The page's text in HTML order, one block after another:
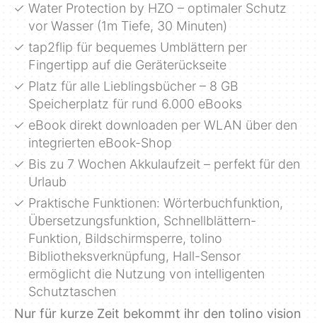
Water Protection by HZO – optimaler Schutz
vor Wasser (1m Tiefe, 30 Minuten)
tap2flip für bequemes Umblättern per
Fingertipp auf die Geräterückseite
Platz für alle Lieblingsbücher – 8 GB
Speicherplatz für rund 6.000 eBooks
eBook direkt downloaden per WLAN über den
integrierten eBook-Shop
Bis zu 7 Wochen Akkulaufzeit – perfekt für den
Urlaub
Praktische Funktionen: Wörterbuchfunktion,
Übersetzungsfunktion, Schnellblättern-
Funktion, Bildschirmsperre, tolino
Bibliotheksverknüpfung, Hall-Sensor
ermöglicht die Nutzung von intelligenten
Schutztaschen
Nur für kurze Zeit bekommt ihr den tolino vision